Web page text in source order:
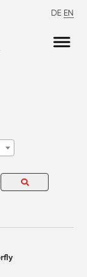
DE EN